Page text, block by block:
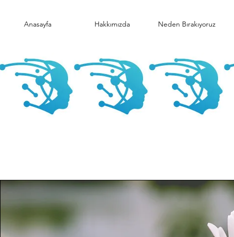
Anasayfa Hakkımızda Neden Bırakıyoruz